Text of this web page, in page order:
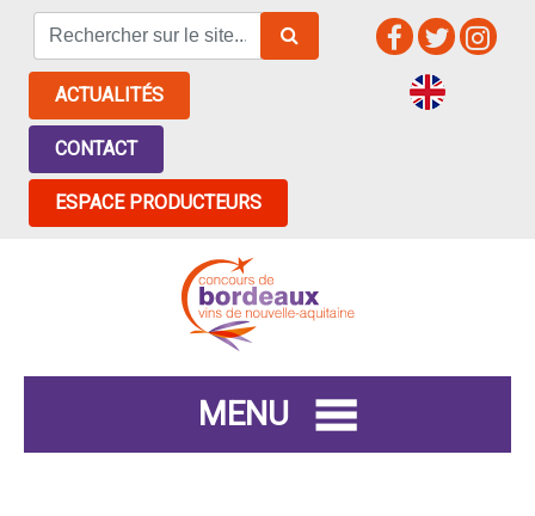
ACTUALITÉS
CONTACT
ESPACE PRODUCTEURS
MENU